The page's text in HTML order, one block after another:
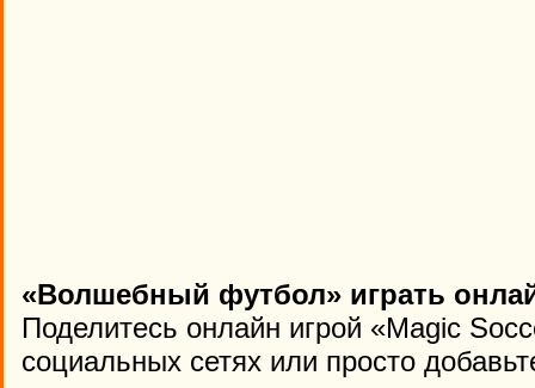
«Волшебный футбол» играть
Поделитесь онлайн игрой «Magic
социальных сетях или просто